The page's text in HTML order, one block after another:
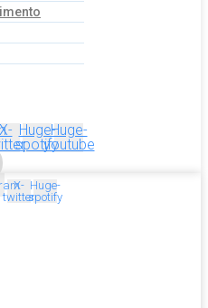
Huge-
spotify
Huge-
youtube
X-
twitter
Huge-
spotify